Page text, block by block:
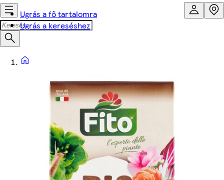
Ugrás a fő tartalomra
Ugrás a kereséshez